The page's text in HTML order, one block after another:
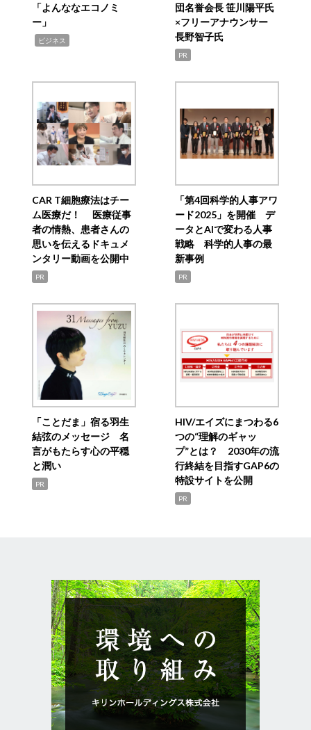
「よんななエコノミ
ー」
ビジネス
団名誉会長 笹川陽平氏
×フリーアナウンサー
長野智子氏
PR
CAR T細胞療法はチー
ム医療だ！ 医療従事
者の情熱、患者さんの
思いを伝えるドキュメ
ンタリー動画を公開中
PR
「第4回科学的人事アワ
ード2025」を開催 デ
ータとAIで変わる人事
戦略 科学的人事の最
新事例
PR
「ことだま」宿る羽生
結弦のメッセージ 名
言がもたらす心の平穏
と潤い
PR
HIV/エイズにまつわる6
つの“理解のギャッ
プ”とは？ 2030年の流
行終結を目指すGAP6の
特設サイトを公開
PR